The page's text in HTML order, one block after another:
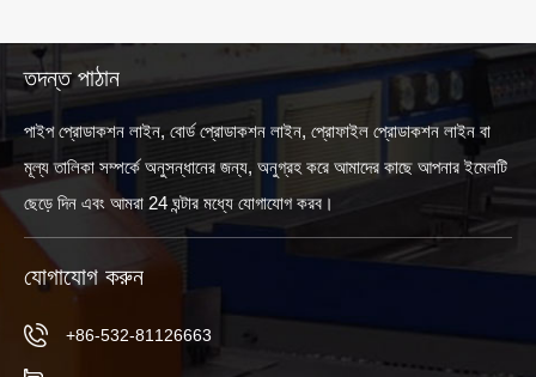
তদন্ত পাঠান
পাইপ প্রোডাকশন লাইন, বোর্ড প্রোডাকশন লাইন, প্রোফাইল প্রোডাকশন লাইন বা
মূল্য তালিকা সম্পর্কে অনুসন্ধানের জন্য, অনুগ্রহ করে আমাদের কাছে আপনার ইমেলটি
ছেড়ে দিন এবং আমরা 24 ঘন্টার মধ্যে যোগাযোগ করব।
যোগাযোগ করুন
+86-532-81126663